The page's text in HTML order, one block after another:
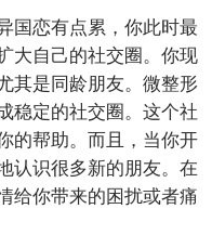
国恋有点累，你此时最
大自己的社交圈。你现
其是同龄朋友。微整形
稳定的社交圈。这个社
的帮助。而且，当你开
认识很多新的朋友。在
给你带来的困扰或者痛